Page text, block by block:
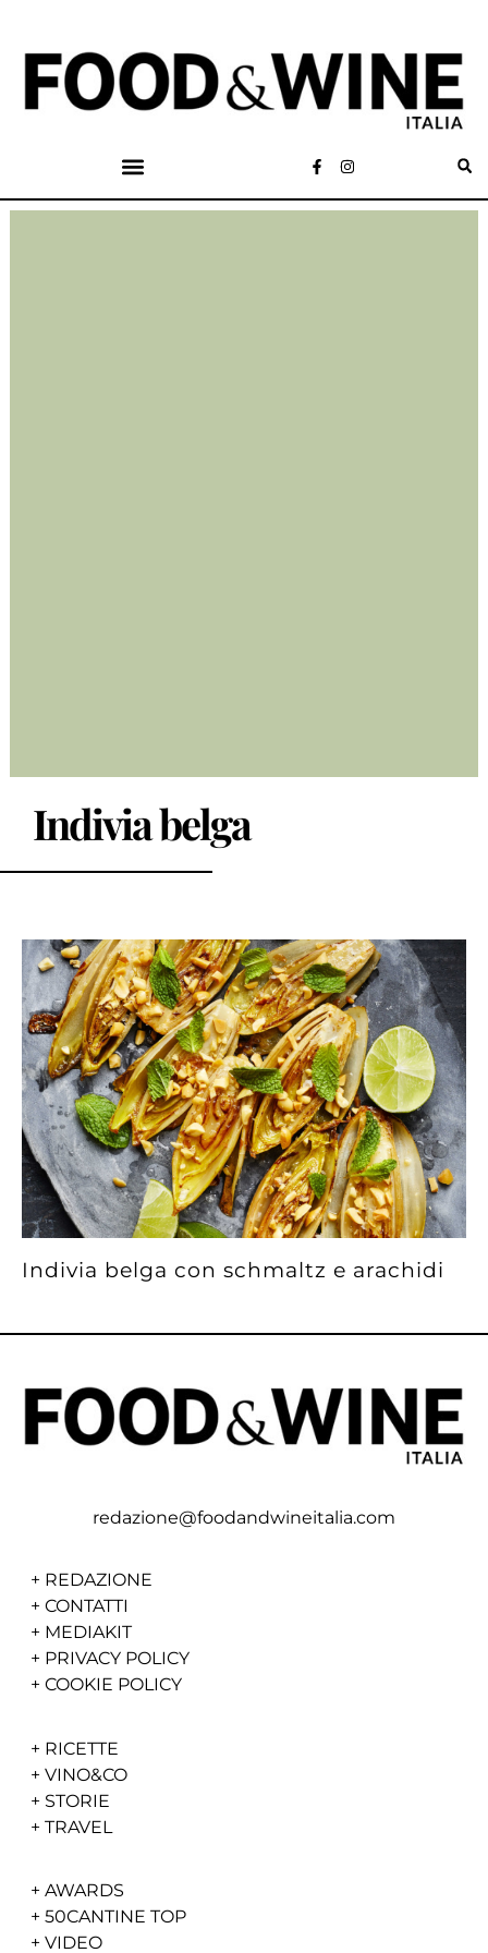
Indivia belga
Indivia belga con schmaltz e arachidi
redazione@foodandwineitalia.com
+ REDAZIONE
+ CONTATTI
+ MEDIAKIT
+ PRIVACY POLICY
+ COOKIE POLICY
+ RICETTE
+ VINO&CO
+ STORIE
+ TRAVEL
+ AWARDS
+ 50CANTINE TOP
+ VIDEO